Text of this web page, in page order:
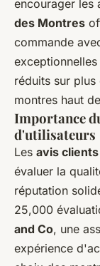
encourager les
des Montres
commande
exceptionnelles
réduits sur
montres haut
Importance
d'utilisateurs
Les avis clients
évaluer la
réputation
25,000
and Co, une
expérience